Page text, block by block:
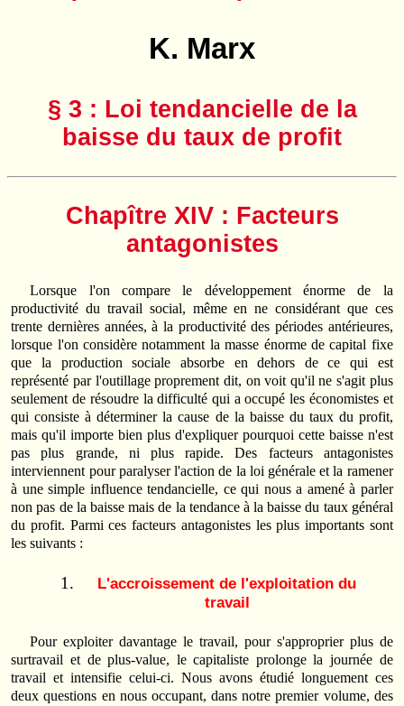
K. Marx
§ 3 : Loi tendancielle de la
baisse du taux de profit
Chapître XIV : Facteurs
antagonistes
Lorsque l'on compare le développement énorme de la
productivité du travail social, même en ne considérant que ces
trente dernières années, à la productivité des périodes antérieures,
lorsque l'on considère notamment la masse énorme de capital fixe
que la production sociale absorbe en dehors de ce qui est
représenté par l'outillage proprement dit, on voit qu'il ne s'agit plus
seulement de résoudre la difficulté qui a occupé les économistes et
qui consiste à déterminer la cause de la baisse du taux du profit,
mais qu'il importe bien plus d'expliquer pourquoi cette baisse n'est
pas plus grande, ni plus rapide. Des facteurs antagonistes
interviennent pour paralyser l'action de la loi générale et la ramener
à une simple influence tendancielle, ce qui nous a amené à parler
non pas de la baisse mais de la tendance à la baisse du taux général
du profit. Parmi ces facteurs antagonistes les plus importants sont
les suivants :
L'accroissement de l'exploitation du
travail
Pour exploiter davantage le travail, pour s'approprier plus de
surtravail et de plus-value, le capitaliste prolonge la journée de
travail et intensifie celui-ci. Nous avons étudié longuement ces
deux questions en nous occupant, dans notre premier volume, des